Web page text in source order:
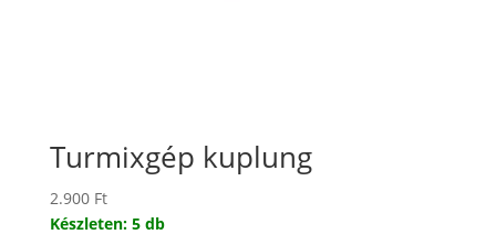
Turmixgép kuplung
2.900 Ft
Készleten: 5 db